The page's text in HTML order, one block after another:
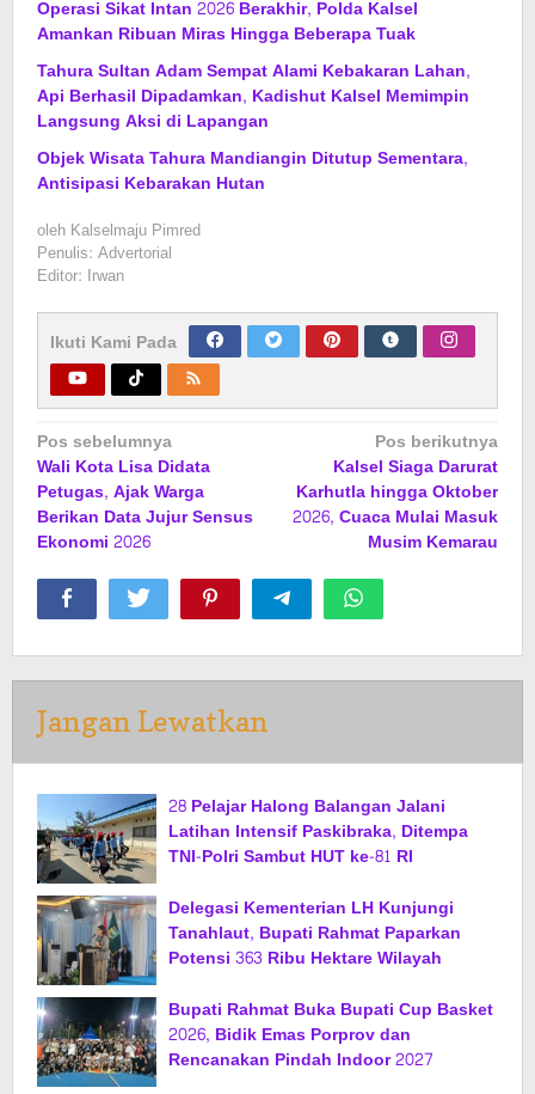
Operasi Sikat Intan 2026 Berakhir, Polda Kalsel
Amankan Ribuan Miras Hingga Beberapa Tuak
Tahura Sultan Adam Sempat Alami Kebakaran Lahan,
Api Berhasil Dipadamkan, Kadishut Kalsel Memimpin
Langsung Aksi di Lapangan
Objek Wisata Tahura Mandiangin Ditutup Sementara,
Antisipasi Kebarakan Hutan
oleh Kalselmaju Pimred
Penulis: Advertorial
Editor: Irwan
Ikuti Kami Pada
Navigasi
pos
Pos sebelumnya
Wali Kota Lisa Didata
Petugas, Ajak Warga
Berikan Data Jujur Sensus
Ekonomi 2026
Pos berikutnya
Kalsel Siaga Darurat
Karhutla hingga Oktober
2026, Cuaca Mulai Masuk
Musim Kemarau
Jangan Lewatkan
28 Pelajar Halong Balangan Jalani
Latihan Intensif Paskibraka, Ditempa
TNI-Polri Sambut HUT ke-81 RI
Delegasi Kementerian LH Kunjungi
Tanahlaut, Bupati Rahmat Paparkan
Potensi 363 Ribu Hektare Wilayah
Bupati Rahmat Buka Bupati Cup Basket
2026, Bidik Emas Porprov dan
Rencanakan Pindah Indoor 2027